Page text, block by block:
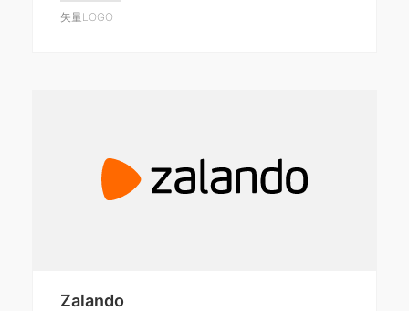
矢量LOGO
Zalando